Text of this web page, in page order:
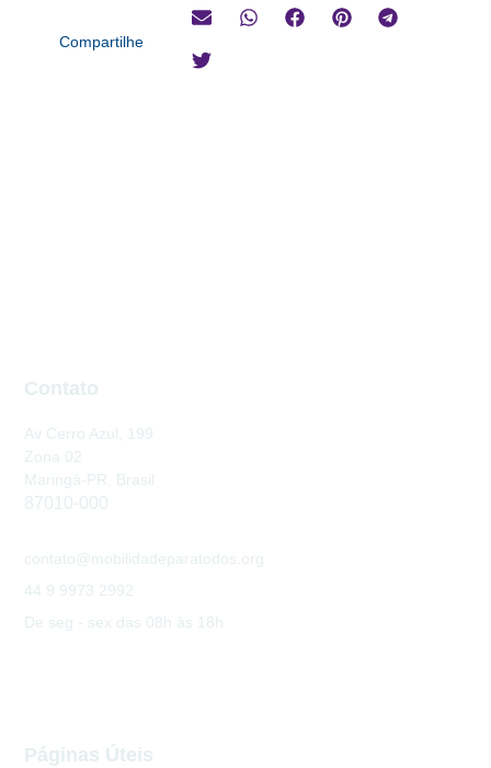
Compartilhe
Páginas Úteis
Contato
Av Cerro Azul, 199
Zona 02
Maringá-PR, Brasil
87010-000
contato@mobilidadeparatodos.org
44 9 9973 2992
De seg - sex das 08h às 18h